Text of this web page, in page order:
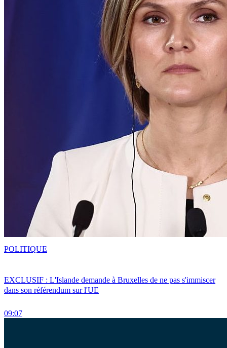
EXCLUSIF : L'Islande demande à Bruxelles de ne pas s'immiscer
dans son référendum sur l'UE
09:07
POLITIQUE